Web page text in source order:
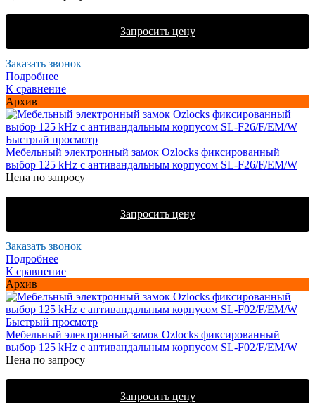
Запросить цену
Заказать звонок
Подробнее
К сравнение
Архив
Быстрый просмотр
Мебельный электронный замок Ozlocks фиксированный
выбор 125 kHz с антивандальным корпусом SL-F26/F/EM/W
Цена по запросу
Запросить цену
Заказать звонок
Подробнее
К сравнение
Архив
Быстрый просмотр
Мебельный электронный замок Ozlocks фиксированный
выбор 125 kHz с антивандальным корпусом SL-F02/F/EM/W
Цена по запросу
Запросить цену